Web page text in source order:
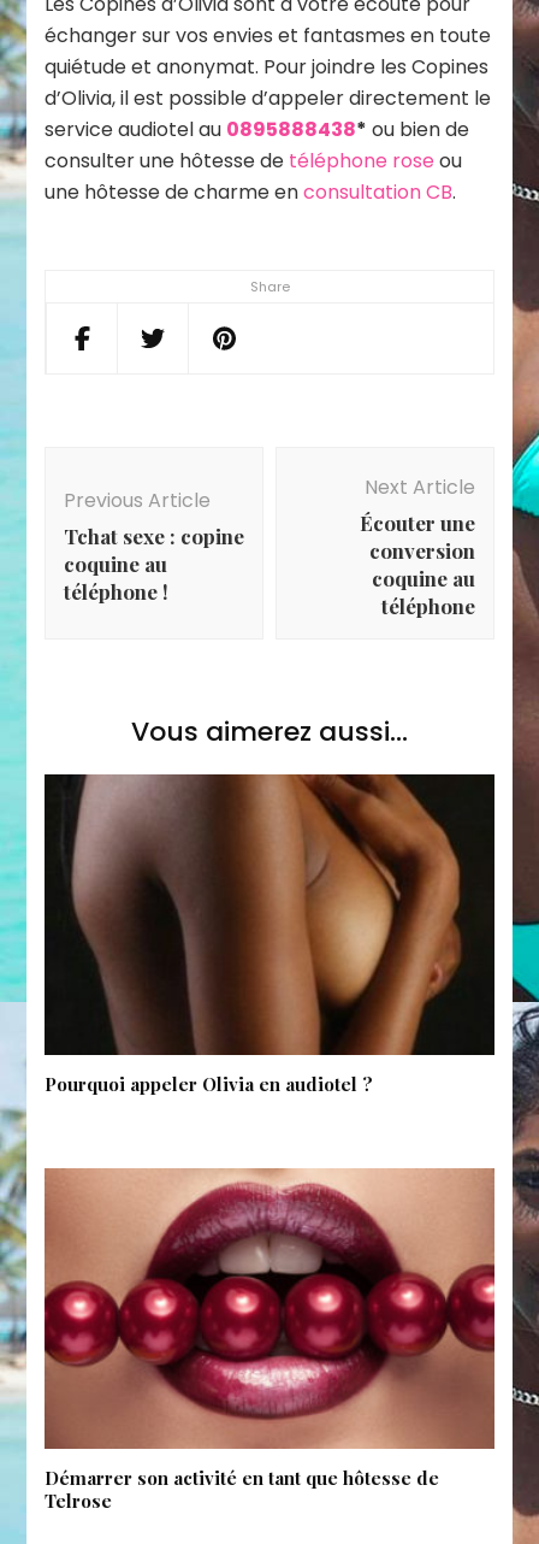
Share
échanger sur vos envies et fantasmes en toute
quiétude et anonymat. Pour joindre les Copines
d’Olivia, il est possible d’appeler directement le
service audiotel au 0895888438* ou bien de
consulter une hôtesse de téléphone rose ou
une hôtesse de charme enconsultation CB.
Navigation
Previous Article
Tchat sexe : copine
coquine au
téléphone !
Next Article
Écouter une
conversion
coquine au
téléphone
Vous aimerez aussi...
Pourquoi appeler Olivia en audiotel ?
Démarrer son activité en tant que hôtesse de
Telrose